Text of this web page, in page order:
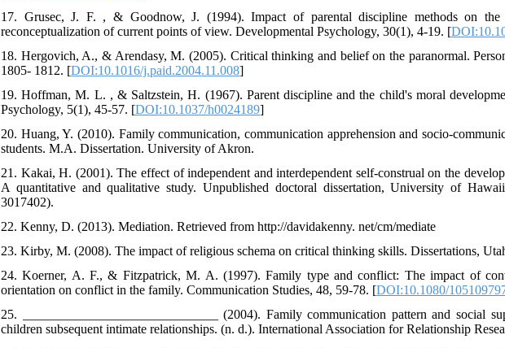
17. Grusec, J. F. , & Goodnow, J. (1994). Impact of parental discipline methods on
reconceptualization of current points of view. Developmental Psychology, 30(1), 4-19. [
18. Hergovich, A., & Arendasy, M. (2005). Critical thinking and belief on the paranormal.
1805- 1812. [DOI:10.1016/j.paid.2004.11.008]
19. Hoffman, M. L. , & Saltzstein, H. (1967). Parent discipline and the child's moral
Psychology, 5(1), 45-57. [DOI:10.1037/h0024189]
20. Huang, Y. (2010). Family communication, communication apprehension and socio-
students. M.A. Dissertation. University of Akron.
21. Kakai, H. (2001). The effect of independent and interdependent self-construal on the
A quantitative and qualitative study. Unpublished doctoral dissertation, University of
3017402).
22. Kenny, D. (2013). Mediation. Retrieved from http://davidakenny. net/cm/mediate
23. Kirby, M. (2008). The impact of religious schema on critical thinking skills. Dissertations,
24. Koerner, A. F., & Fitzpatrick, M. A. (1997). Family type and conflict: The impact of
orientation on conflict in the family. Communication Studies, 48, 59-78. [DOI:10.1080/
25. ______________________________ (2004). Family communication pattern and social
children subsequent intimate relationships. (n. d.). International Association for Relationship